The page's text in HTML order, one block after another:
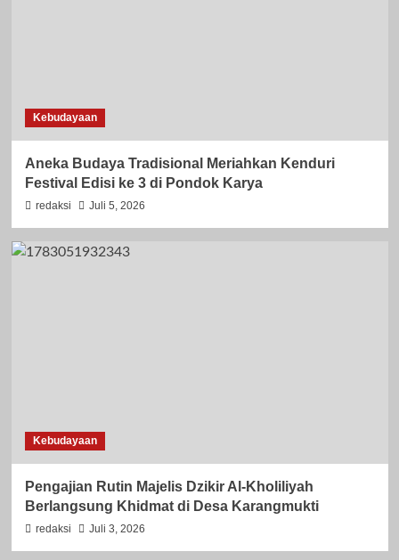
Kebudayaan
Aneka Budaya Tradisional Meriahkan Kenduri
Festival Edisi ke 3 di Pondok Karya
redaksi Juli 5, 2026
Kebudayaan
Pengajian Rutin Majelis Dzikir Al-Kholiliyah
Berlangsung Khidmat di Desa Karangmukti
redaksi Juli 3, 2026